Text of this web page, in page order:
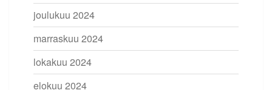
joulukuu 2024
marraskuu 2024
lokakuu 2024
elokuu 2024